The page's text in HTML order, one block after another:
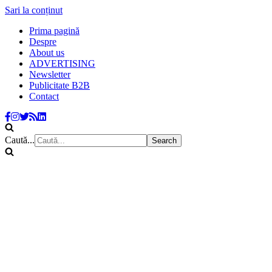
Sari la conținut
Prima pagină
Despre
About us
ADVERTISING
Newsletter
Publicitate B2B
Contact
Caută...